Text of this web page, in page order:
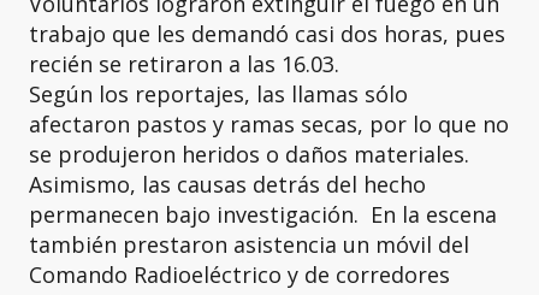
trabajo que les demandó casi dos horas, pues
recién se retiraron a las 16.03.
Según los reportajes, las llamas sólo
afectaron pastos y ramas secas, por lo que no
se produjeron heridos o daños materiales.
Asimismo, las causas detrás del hecho
permanecen bajo investigación. En la escena
también prestaron asistencia un móvil del
Comando Radioeléctrico y de corredores